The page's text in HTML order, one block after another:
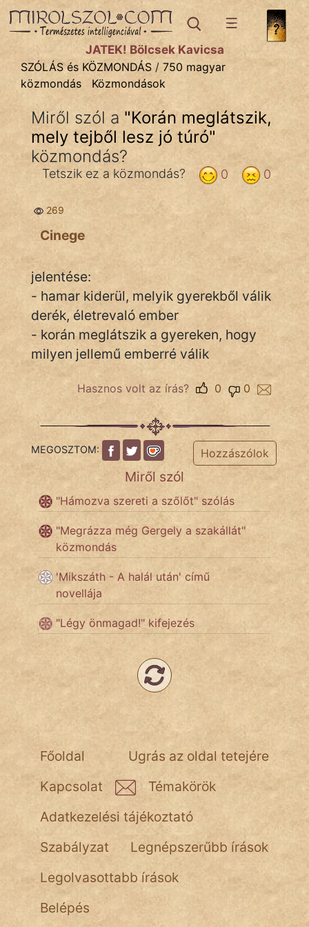
SZÓLÁS ÉS KÖZMONDÁStémák:
Bibliai
Kifejezések
Közmondások
Rímelő
Szállóigék
Szóláscsoportok
Szólások
Tréfás
IRODALOM
KÖZMONDÁS
PSZICHO
FILM
ÉLETMÓD
MAGYARSÁG
TÖRTÉNELEM
Hunor
Jób Gedeon
Láron Ádám
mikkamakka
vörös ördög
nagyöreg
JÁTÉK! Bölcsek Kavicsa
SZÓLÁS és KÖZMONDÁS / 750 magyar
közmondás
Közmondások
Miről szól a "Korán meglátszik,
mely tejből lesz jó túró"
közmondás?
0
0
Tetszik ez a közmondás?
269
Cinege
jelentése:
- hamar kiderül, melyik gyerekből válik
derék, életrevaló ember
- korán meglátszik a gyereken, hogy
milyen jellemű emberré válik
Hasznos volt az írás? 0
0
MEGOSZTOM: Hozzászólok
Miről szól
"Hámozva szereti a szőlőt" szólás
"Megrázza még Gergely a szakállát"
közmondás
'Mikszáth - A halál után' című
novellája
"Légy önmagad!" kifejezés
Ugrás az oldal tetejére
Főoldal
Kapcsolat
Témakörök
Adatkezelési tájékoztató
Szabályzat
Legnépszerűbb írások
Legolvasottabb írások
Belépés